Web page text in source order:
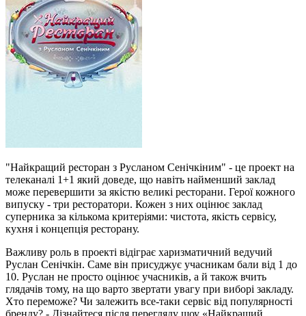
"Найкращий ресторан з Русланом Сенічкіним" - це проект на
телеканалі 1+1 який доведе, що навіть найменший заклад
може перевершити за якістю великі ресторани. Герої кожного
випуску - три ресторатори. Кожен з них оцінює заклад
суперника за кількома критеріями: чистота, якість сервісу,
кухня і концепція ресторану.
Важливу роль в проекті відіграє харизматичний ведучий
Руслан Сенічкін. Саме він присуджує учасникам бали від 1 до
10. Руслан не просто оцінює учасників, а й також вчить
глядачів тому, на що варто звертати увагу при виборі закладу.
Хто переможе? Чи залежить все-таки сервіс від популярності
бренду? - Дізнайтеся після перегляду шоу «Найкращий